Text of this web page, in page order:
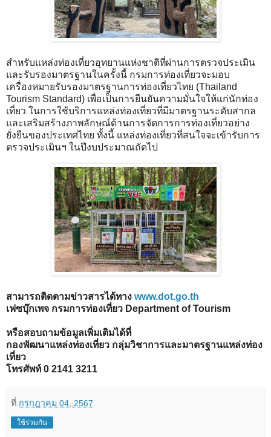
สำหรับแหล่งท่องเที่ยวอุทยานแห่งชาติที่ผ่านการตรวจประเมิน
และรับรองมาตรฐานในครั้งนี้ กรมการท่องเที่ยวจะมอบ
เครื่องหมายรับรองมาตรฐานการท่องเที่ยวไทย (Thailand
Tourism Standard) เพื่อเป็นการยืนยันความมั่นใจให้แก่นักท่อง
เที่ยว ในการใช้บริการแหล่งท่องเที่ยวที่มีมาตรฐานระดับสากล
และเสริมสร้างภาพลักษณ์ด้านการจัดการการท่องเที่ยวอย่าง
ยั่งยืนของประเทศไทย ทั้งนี้ แหล่งท่องเที่ยวที่สนใจจะเข้ารับการ
ตรวจประเมินฯ ในปีงบประมาณถัดไป
สามารถติดตามข่าวสารได้ทาง www.dot.go.th
เฟซบุ๊กเพจ กรมการท่องเที่ยว Department of Tourism
หรือสอบถามข้อมูลเพิ่มเติมได้ที่
กองพัฒนาแหล่งท่องเที่ยว กลุ่มวิชาการและมาตรฐานแหล่งท่อง
เที่ยว
โทรศัพท์ 0 2141 3211
ที่ กรกฎาคม 04, 2567
ใช้ร่วมกัน